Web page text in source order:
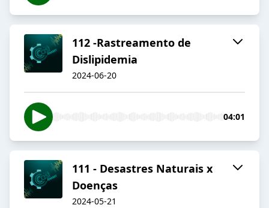
112 -Rastreamento de
Dislipidemia
2024-06-20
04:01
111 - Desastres Naturais x
Doenças
2024-05-21